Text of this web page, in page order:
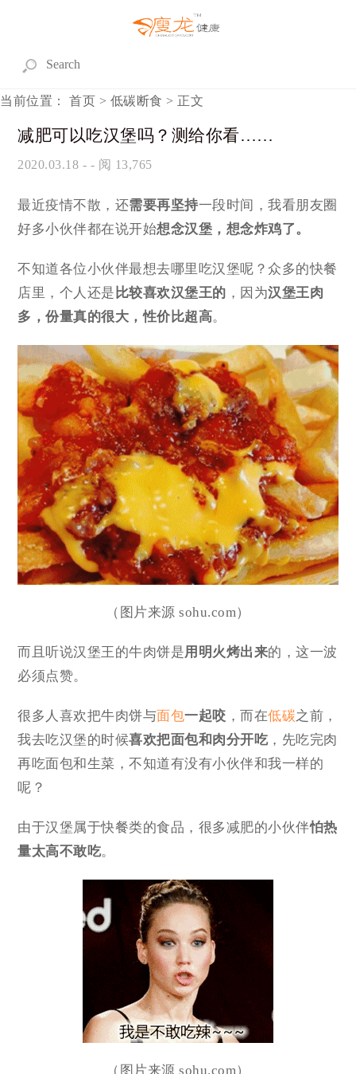
当前位置： 首页 > 低碳断食 > 正文
减肥可以吃汉堡吗？测给你看……
2020.03.18 - - 阅 13,765
最近疫情不散，还需要再坚持一段时间，我看朋友圈
好多小伙伴都在说开始想念汉堡，想念炸鸡了。
不知道各位小伙伴最想去哪里吃汉堡呢？众多的快餐
店里，个人还是 比较喜欢汉堡王的 ，因为汉堡王肉
多，份量真的很大，性价比超高。
（图片来源 sohu.com）
而且听说汉堡王的牛肉饼是用明火烤出来的，这一波
必须点赞。
很多人喜欢把牛肉饼与面包一起咬 ，而在低碳之前，
我去吃汉堡的时候喜欢把面包和肉分开吃 ，先吃完肉
再吃面包和生菜，不知道有没有小伙伴和我一样的
呢？
由于汉堡属于快餐类的食品，很多减肥的小伙伴怕热
量太高不敢吃。
（图片来源 sohu.com）